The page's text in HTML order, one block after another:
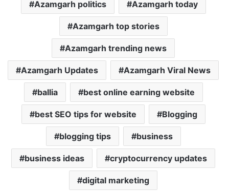
Azamgarh politics Azamgarh today
Azamgarh top stories
Azamgarh trending news
Azamgarh Updates Azamgarh Viral News
ballia best online earning website
best SEO tips for website Blogging
blogging tips business
business ideas cryptocurrency updates
digital marketing